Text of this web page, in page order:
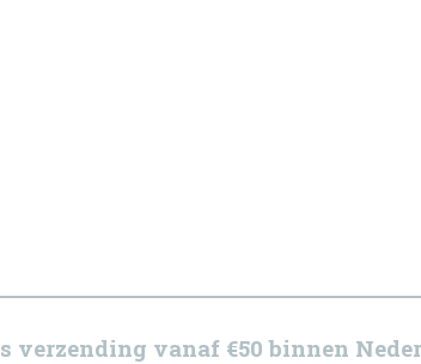
verzending vanaf €50 binnen